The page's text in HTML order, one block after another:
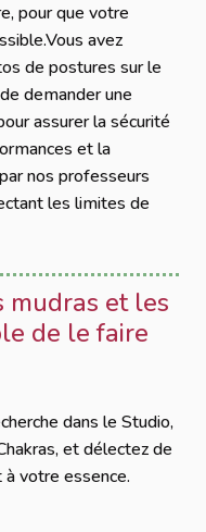
pour que votre
avez
de postures sur le
demander une
assurer la sécurité
et la
nos professeurs
les limites de
mudras et les
de le faire
dans le Studio,
et délectez de
votre essence.